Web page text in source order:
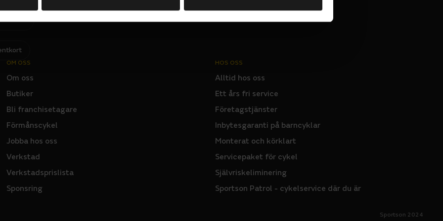
N
OM OSS
Om oss
Butiker
Bli franchisetagare
Förmånscykel
Jobba hos oss
Verkstad
Verkstadsprislista
Sponsring
HOS OSS
Alltid hos oss
Ett års fri service
Företagstjänster
Inbytesgaranti på barncyklar
Monterat och körklart
Servicepaket för cykel
Självriskeliminering
Sportson Patrol - cykelservice där du är
Sportson 2024